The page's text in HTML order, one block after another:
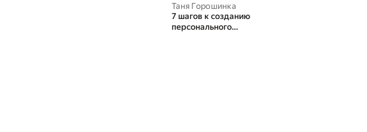
Таня Горошинка
7 шагов к созданию
персонального